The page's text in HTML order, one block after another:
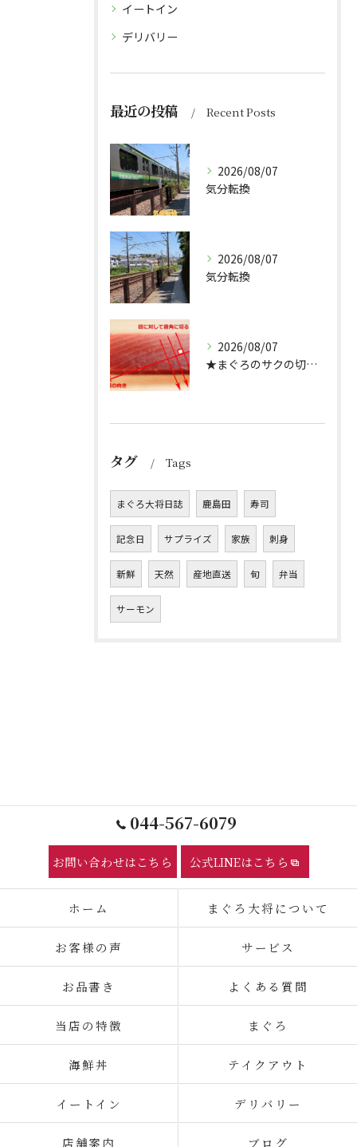
イートイン
デリバリー
最近の投稿 Recent Posts
2026/08/07
気分転換
2026/08/07
気分転換
2026/08/07
★まぐろのサクの切り方★
タグ Tags
まぐろ大将日誌 鹿島田 寿司
記念日 サプライズ 家族 刺身
新鮮 天然 産地直送 旬 弁当
サーモン
044-567-6079
お問い合わせはこちら 公式LINEはこちら
ホーム まぐろ大将について
お客様の声 サービス
お品書き よくある質問
当店の特徴 まぐろ
海鮮丼 テイクアウト
イートイン デリバリー
店舗案内 ブログ